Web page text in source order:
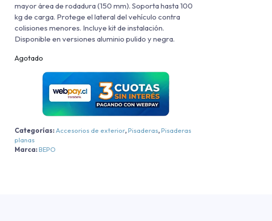
mayor área de rodadura (150 mm). Soporta hasta 100
kg de carga. Protege el lateral del vehículo contra
colisiones menores. Incluye kit de instalación.
Disponible en versiones aluminio pulido y negra.
Agotado
Categorías: Accesorios de exterior,Pisaderas,Pisaderas
planas
Marca:BEPO